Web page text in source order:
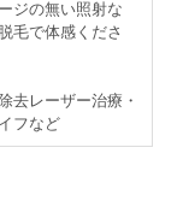
ジの無い照射な
毛で体感くださ
去レーザー治療・
フなど